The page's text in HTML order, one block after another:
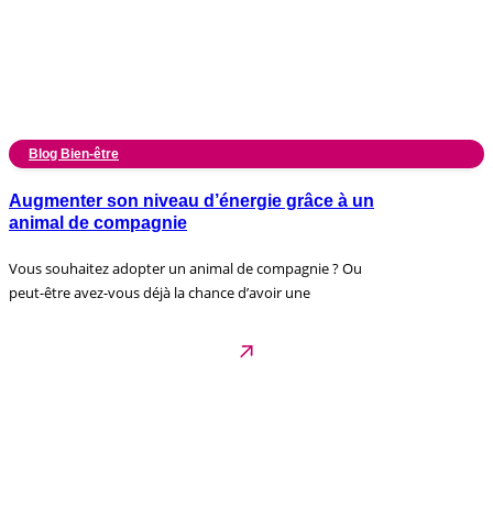
Blog Bien-être
Augmenter son niveau d’énergie grâce à un
animal de compagnie
Vous souhaitez adopter un animal de compagnie ? Ou
peut-être avez-vous déjà la chance d’avoir une